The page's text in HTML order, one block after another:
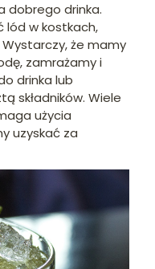
dobrego drinka.
lód w kostkach,
że mamy
zamrażamy i
drinka lub
składników. Wiele
użycia
uzyskać za